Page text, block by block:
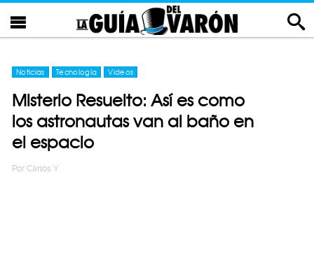
Noticias Tecnología Videos
Misterio Resuelto: Así es como
los astronautas van al baño en
el espacio
Por Carlos Y